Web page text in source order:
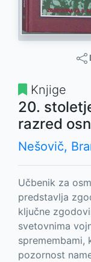
Knjige
20.
razred
Nešovič,
Učbenik za
predstavlja
ključne
svetovnima
spremembami,
pozornost